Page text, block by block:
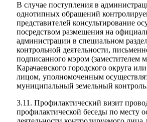
В случае поступления в
однотипных обращений
представителей консультирование
посредством размещения на
администрации в специальном
контрольной деятельности,
подписанного мэром (заместителем
Карачаевского городского округа
лицом, уполномоченным
муниципальный земельный контроль.
3.11. Профилактический визит
профилактической беседы по месту